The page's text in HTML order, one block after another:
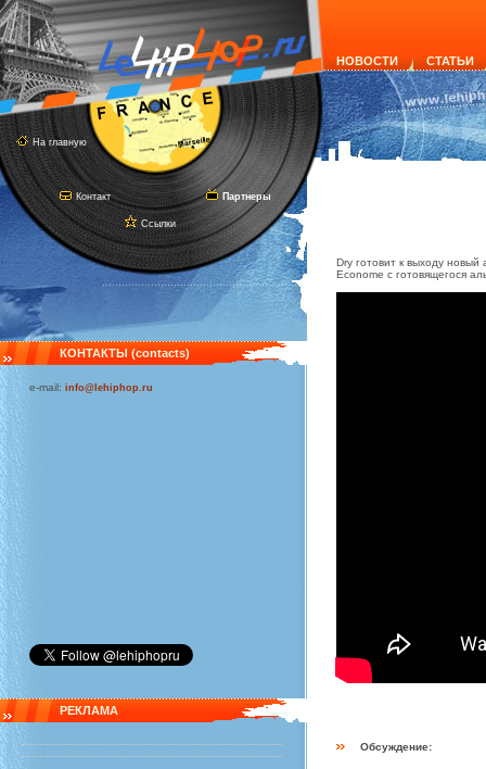
На главную
Контакт
Ссылки
Партнеры
НОВОСТИ СТАТЬИ
КОНТАКТЫ (contacts)
e-mail: info@lehiphop.ru
РЕКЛАМА
Dry готовит к выходу
Econome с готовящегося
Обсуждение: